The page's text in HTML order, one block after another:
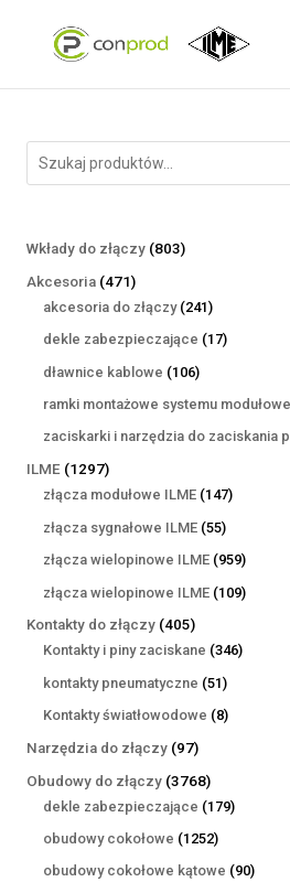
Wkłady do złączy 803803
Akcesoria 471471
produktów
akcesoria do złączy 241241
produktów
dekle zabezpieczające 1717
dławnice kablowe 106106
produktów
ramki montażowe systemu
zaciskarki i narzędzia do zaciskania
ILME 12971297
produktów
złącza modułowe ILME 147147
złącza sygnałowe ILME 5555
produktów
złącza wielopinowe ILME 959959
złącza wielopinowe ILME 109109
Kontakty do złączy 405405
produktów
Kontakty i piny zaciskane 346346
kontakty pneumatyczne 5151
produktów
Kontakty światłowodowe 88
Narzędzia do złączy 9797
produktów
Obudowy do złączy 37683768
produktów
dekle zabezpieczające 179179
obudowy cokołowe 12521252
produkty
obudowy cokołowe kątowe 9090